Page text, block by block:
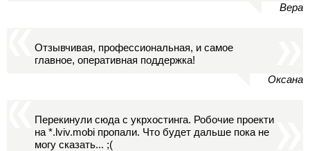
Вера
Отзывчивая, профессиональная, и самое
главное, оперативная поддержка!
Оксана
Перекинули сюда с укрхостинга. Робочие проекти
на *.lviv.mobi пропали. Что будет дальше пока не
могу сказать... ;(